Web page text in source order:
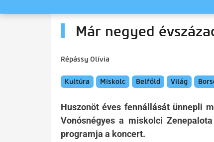
Már negyed
Répássy Olívia
Kultúra Miskolc Belföld Világ
Huszonöt éves fennállását ünnepli
Vonósnégyes a miskolci
programja a koncert.